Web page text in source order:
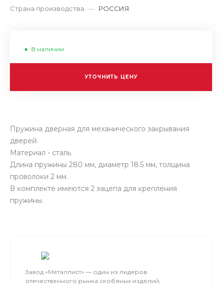
Страна производства — РОССИЯ
В наличии
УТОЧНИТЬ ЦЕНУ
Пружина дверная для механического закрывания
дверей.
Материал - сталь.
Длина пружины 280 мм, диаметр 18.5 мм, толщина
проволоки 2 мм.
В комплекте имеются 2 зацепа для крепления
пружины.
Завод «Металлист» — один из лидеров
отечественного рынка скобяных изделий,